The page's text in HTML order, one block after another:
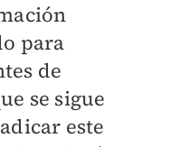
para
de
se sigue
este